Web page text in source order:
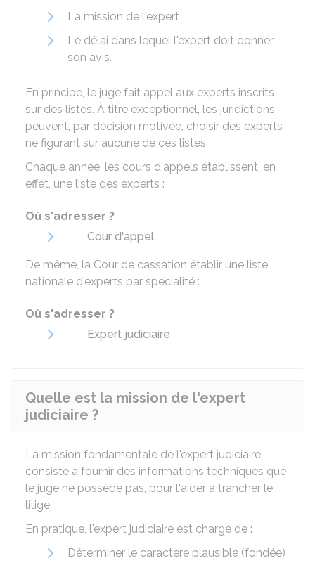
La mission de l'expert
Le délai dans lequel l'expert doit donner
son avis.
En principe, le juge fait appel aux experts inscrits
sur des listes. À titre exceptionnel, les juridictions
peuvent, par décision motivée, choisir des experts
ne figurant sur aucune de ces listes.
Chaque année, les cours d'appels établissent, en
effet, une liste des experts :
Où s'adresser ?
Cour d'appel
De même, la Cour de cassation établir une liste
nationale d'experts par spécialité :
Où s'adresser ?
Expert judiciaire
Quelle est la mission de l'expert
judiciaire ?
La mission fondamentale de l'expert judiciaire
consiste à fournir des informations techniques que
le juge ne possède pas, pour l'aider à trancher le
litige.
En pratique, l'expert judiciaire est chargé de :
Déterminer le caractère plausible (fondée)